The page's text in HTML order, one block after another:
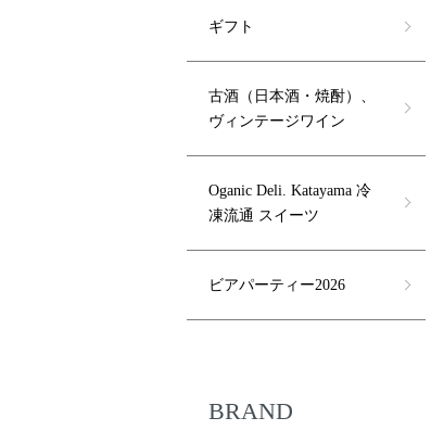
ギフト
古酒（日本酒・焼酎）、
ヴィンテージワイン
Oganic Deli. Katayama 冷
凍流通 スイーツ
ビアパーティー2026
BRAND